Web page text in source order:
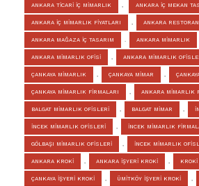
ANKARA TİCARİ İÇ MİMARLIK , ANKARA İÇ MEKAN
ANKARA İÇ MİMARLIK FİYATLARI , ANKARA
ANKARA MAĞAZA İÇ TASARIM . ANKARA MİMARLIK
ANKARA MİMARLIK OFİSİ , ANKARA MİMARLIK
ÇANKAYA MİMARLIK , ÇANKAYA MİMAR ,
ÇANKAYA MİMARLIK FİRMALARI , ANKARA MİMARLIK
BALGAT MİMARLIK OFİSLERİ , BALGAT MİMAR ,
İNCEK MİMARLIK OFİSLERİ , İNCEK MİMARLIK
GÖLBAŞI MİMARLIK OFİSLERİ , İNCEK MİMARLIK
ANKARA KROKİ , ANKARA İŞYERİ KROKİ ,
ÇANKAYA İŞYERİ KROKİ , ÜMİTKÖY İŞYERİ KROKİ ,